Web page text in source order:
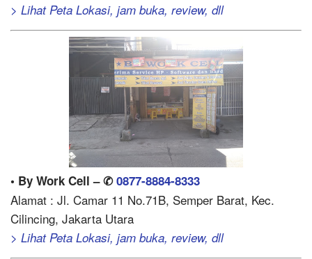
> Lihat Peta Lokasi, jam buka, review, dll
• By Work Cell – ✆0877-8884-8333
Alamat : Jl. Camar 11 No.71B, Semper Barat, Kec.
Cilincing, Jakarta Utara
> Lihat Peta Lokasi, jam buka, review, dll